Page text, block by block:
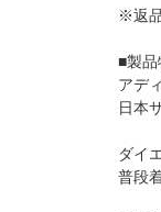
※返
■製品
アデ
日本
ダイ
普段